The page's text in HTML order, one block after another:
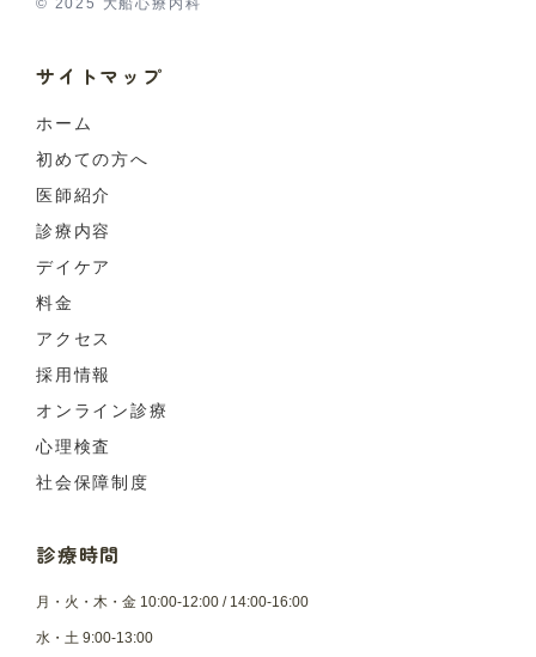
サイトマップ
ホーム
初めての方へ
医師紹介
診療内容
デイケア
料金
アクセス
採用情報
オンライン診療
心理検査
社会保障制度
診療時間
月・火・木・金 10:00-12:00 / 14:00-16:00
水・土 9:00-13:00